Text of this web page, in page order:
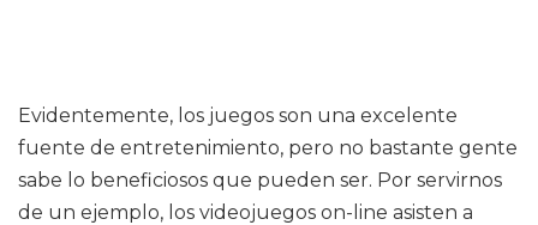
Evidentemente, los juegos son una excelente
fuente de entretenimiento, pero no bastante gente
sabe lo beneficiosos que pueden ser. Por servirnos
de un ejemplo, los videojuegos on-line asisten a